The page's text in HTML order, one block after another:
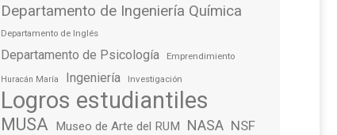
Departamento de Ingeniería Química
Departamento de Inglés
Departamento de Psicología Emprendimiento
Huracán María Ingeniería Investigación
Logros estudiantiles
MUSA Museo de Arte del RUM NASA NSF